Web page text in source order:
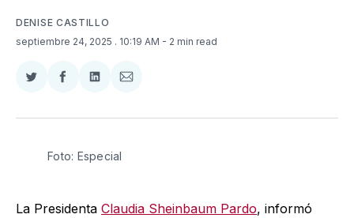
DENISE CASTILLO
septiembre 24, 2025 . 10:19 AM - 2 min read
Compartir
Twitter
Compartir
Facebook
Compartir
LinkedIn
Compartir
Email
Foto: Especial
La Presidenta Claudia Sheinbaum Pardo, informó